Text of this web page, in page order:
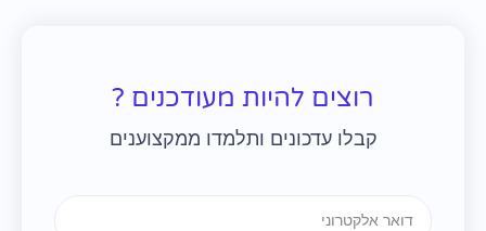
רוצים להיות מעודכנים ?
קבלו עדכונים ותלמדו ממקצוענים